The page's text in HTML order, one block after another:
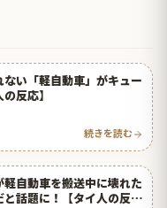
い「軽自動車」がキュー
反応】
続きを読む
自動車を搬送中に壊れた
話題に！【タイ人の反